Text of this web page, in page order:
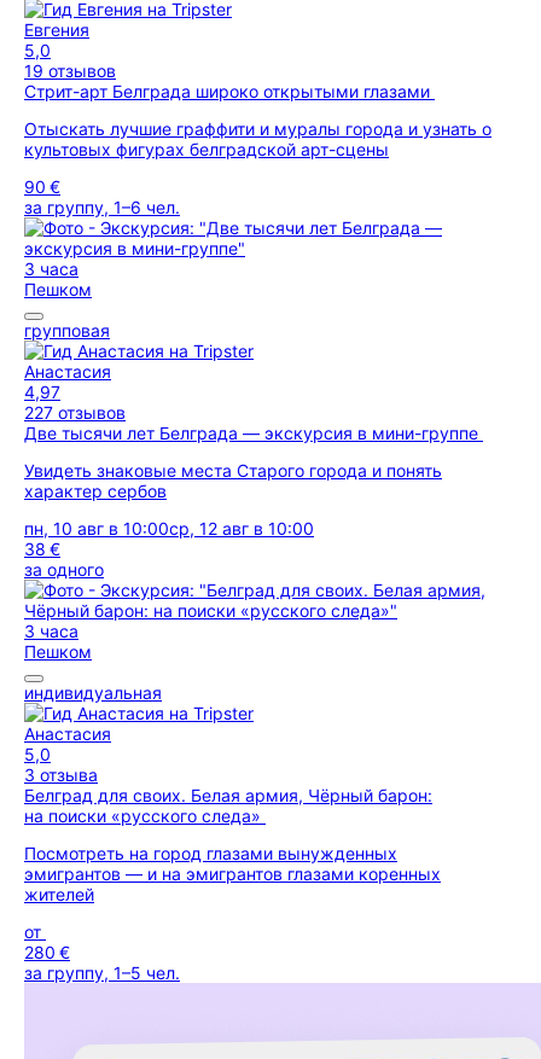
Евгения
5,0
19 отзывов
Стрит-арт Белграда широко открытыми глазами
Отыскать лучшие граффити и муралы города и узнать о
культовых фигурах белградской арт-сцены
90 €
за группу, 1–6 чел.
3 часа
Пешком
групповая
Анастасия
4,97
227 отзывов
Две тысячи лет Белграда — экскурсия в мини-группе
Увидеть знаковые места Старого города и понять
характер сербов
пн, 10 авг в 10:00ср, 12 авг в 10:00
38 €
за одного
3 часа
Пешком
индивидуальная
Анастасия
5,0
3 отзыва
Белград для своих. Белая армия, Чёрный барон:
на поиски «русского следа»
Посмотреть на город глазами вынужденных
эмигрантов — и на эмигрантов глазами коренных
жителей
от
280 €
за группу, 1–5 чел.